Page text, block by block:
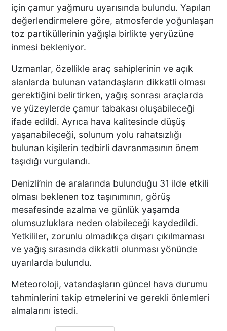
için çamur yağmuru uyarısında bulundu. Yapılan
değerlendirmelere göre, atmosferde yoğunlaşan
toz partiküllerinin yağışla birlikte yeryüzüne
inmesi bekleniyor.
Uzmanlar, özellikle araç sahiplerinin ve açık
alanlarda bulunan vatandaşların dikkatli olması
gerektiğini belirtirken, yağış sonrası araçlarda
ve yüzeylerde çamur tabakası oluşabileceği
ifade edildi. Ayrıca hava kalitesinde düşüş
yaşanabileceği, solunum yolu rahatsızlığı
bulunan kişilerin tedbirli davranmasının önem
taşıdığı vurgulandı.
Denizli’nin de aralarında bulunduğu 31 ilde etkili
olması beklenen toz taşınımının, görüş
mesafesinde azalma ve günlük yaşamda
olumsuzluklara neden olabileceği kaydedildi.
Yetkililer, zorunlu olmadıkça dışarı çıkılmaması
ve yağış sırasında dikkatli olunması yönünde
uyarılarda bulundu.
Meteoroloji, vatandaşların güncel hava durumu
tahminlerini takip etmelerini ve gerekli önlemleri
almalarını istedi.